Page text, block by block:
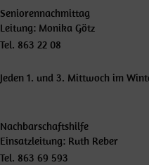
Seniorennachmittag
Leitung: Monika Götz
Tel. 863 22 08
Jeden 1. und 3. Mittwoch im
Nachbarschaftshilfe
Einsatzleitung: Ruth Reber
Tel. 863 69 593